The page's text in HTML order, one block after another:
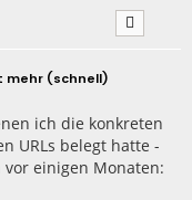
mehr (schnell)
ich die konkreten
URLs belegt hatte -
einigen Monaten: